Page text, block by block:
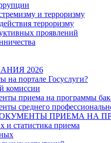
и терроризму
терроризму
проявлений
2026
на портале Госуслуги?
комиссии
приема на программы
среднего
ПРИЕМА НА
статистика приема